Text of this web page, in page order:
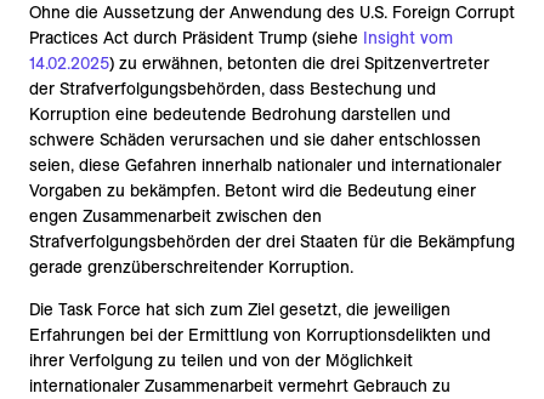
Ohne die Aussetzung der Anwendung des U.S. Foreign Corrupt
Practices Act durch Präsident Trump (siehe Insight vom
14.02.2025) zu erwähnen, betonten die drei Spitzenvertreter
der Strafverfolgungsbehörden, dass Bestechung und
Korruption eine bedeutende Bedrohung darstellen und
schwere Schäden verursachen und sie daher entschlossen
seien, diese Gefahren innerhalb nationaler und internationaler
Vorgaben zu bekämpfen. Betont wird die Bedeutung einer
engen Zusammenarbeit zwischen den
Strafverfolgungsbehörden der drei Staaten für die Bekämpfung
gerade grenzüberschreitender Korruption.
Die Task Force hat sich zum Ziel gesetzt, die jeweiligen
Erfahrungen bei der Ermittlung von Korruptionsdelikten und
ihrer Verfolgung zu teilen und von der Möglichkeit
internationaler Zusammenarbeit vermehrt Gebrauch zu